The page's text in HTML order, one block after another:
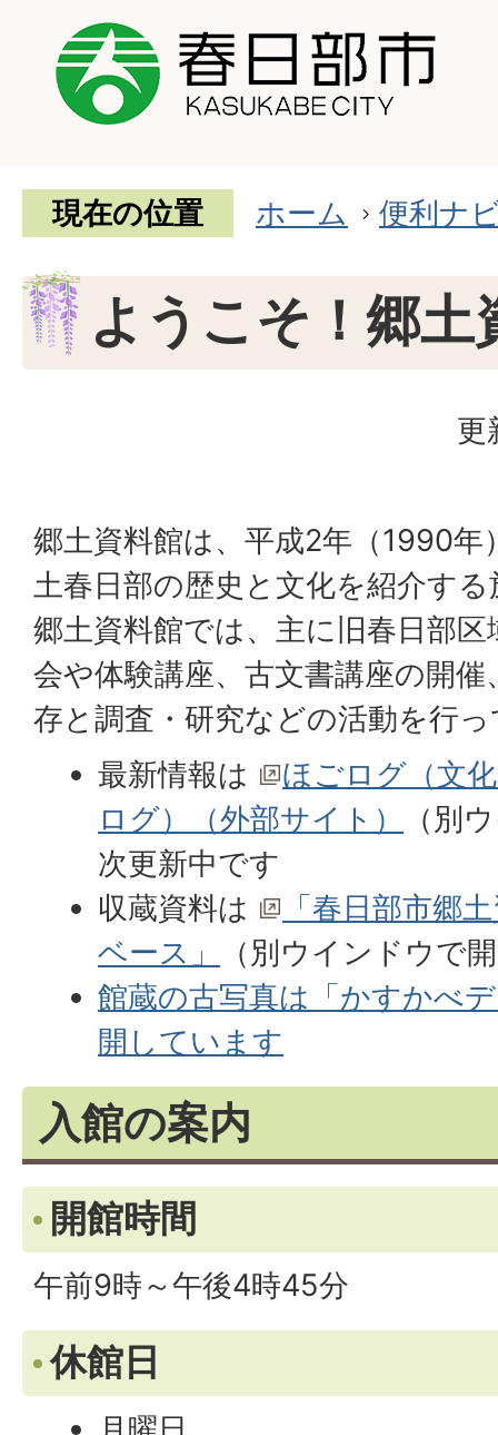
現在の位置 ホーム 便利ナ
ようこそ！郷土
更
郷土資料館は、平成2年（1990年
土春日部の歴史と文化を紹介す
郷土資料館では、主に旧春日部
会や体験講座、古文書講座の開
存と調査・研究などの活動を行
最新情報は
ほごログ（文
ログ）（外部サイト）
（別
次更新中です
収蔵資料は
「春日部市郷
ベース」
（別ウインドウで
館蔵の古写真は「かすかべ
開しています
入館の案内
開館時間
午前9時～午後4時45分
休館日